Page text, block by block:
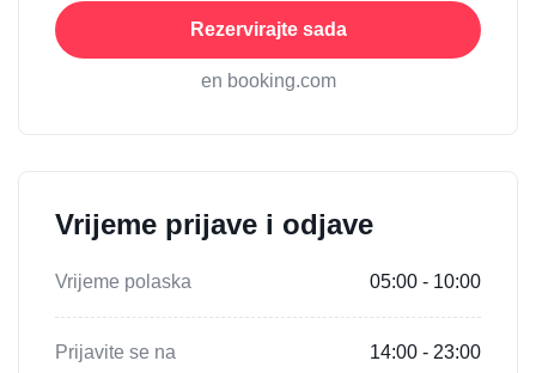
Rezervirajte sada
en booking.com
Vrijeme prijave i odjave
Vrijeme polaska 05:00 - 10:00
Prijavite se na
14:00 - 23:00